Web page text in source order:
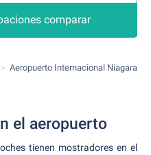
comparar
Aeropuerto Internacional Niagara
el aeropuerto
tienen mostradores en el